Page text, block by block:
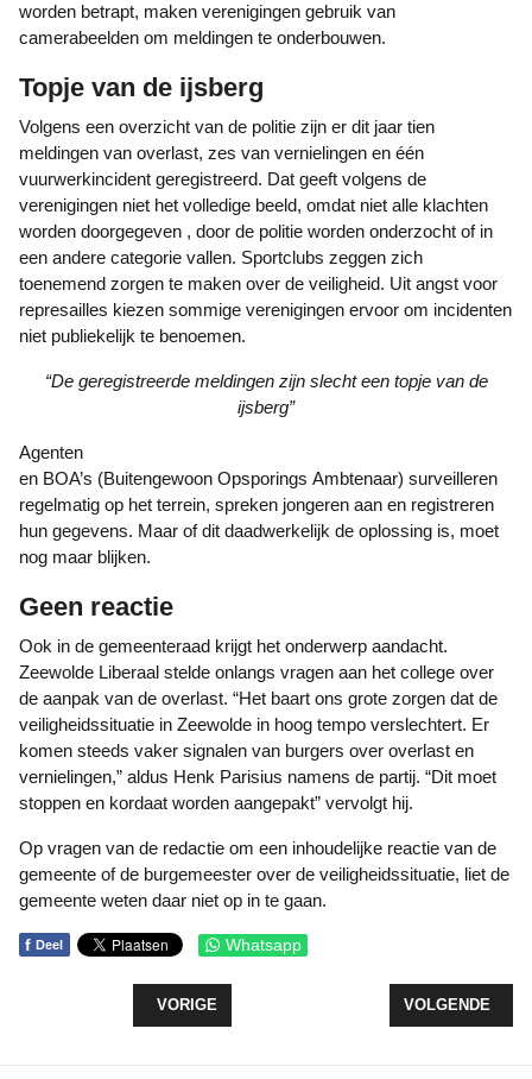
worden betrapt, maken verenigingen gebruik van
camerabeelden om meldingen te onderbouwen.
Topje van de ijsberg
Volgens een overzicht van de politie zijn er dit jaar tien
meldingen van overlast, zes van vernielingen en één
vuurwerkincident geregistreerd. Dat geeft volgens de
verenigingen niet het volledige beeld, omdat niet alle klachten
worden doorgegeven , door de politie worden onderzocht of in
een andere categorie vallen. Sportclubs zeggen zich
toenemend zorgen te maken over de veiligheid. Uit angst voor
represailles kiezen sommige verenigingen ervoor om incidenten
niet publiekelijk te benoemen.
“De geregistreerde meldingen zijn slecht een topje van de
ijsberg”
Agenten
en BOA’s (Buitengewoon Opsporings Ambtenaar) surveilleren
regelmatig op het terrein, spreken jongeren aan en registreren
hun gegevens. Maar of dit daadwerkelijk de oplossing is, moet
nog maar blijken.
Geen reactie
Ook in de gemeenteraad krijgt het onderwerp aandacht.
Zeewolde Liberaal stelde onlangs vragen aan het college over
de aanpak van de overlast. “Het baart ons grote zorgen dat de
veiligheidssituatie in Zeewolde in hoog tempo verslechtert. Er
komen steeds vaker signalen van burgers over overlast en
vernielingen,” aldus Henk Parisius namens de partij. “Dit moet
stoppen en kordaat worden aangepakt” vervolgt hij.
Op vragen van de redactie om een inhoudelijke reactie van de
gemeente of de burgemeester over de veiligheidssituatie, liet de
gemeente weten daar niet op in te gaan.
f Deel Whatsapp
VORIG ARTIKEL: BLUE SEALS NODIGEN UIT
VORIGE VOLGENDE
VOLGENDE